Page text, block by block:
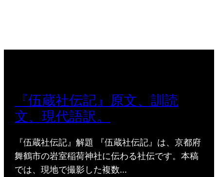
『伍蔵社伝記』原文、訓読
文、現代語訳。
『伍蔵社伝記』解題 『伍蔵社伝記』は、京都府
舞鶴市の岩室稲荷神社に伝わる社伝です。本稿
では、現地で撮影した複数…